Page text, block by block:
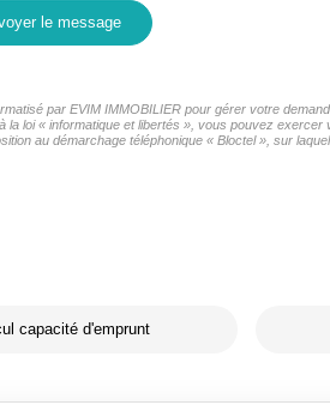
le message
par EVIM IMMOBILIER pour gérer votre
loi « informatique et libertés », vous pouvez
au démarchage téléphonique « Bloctel », sur
capacité d'emprunt